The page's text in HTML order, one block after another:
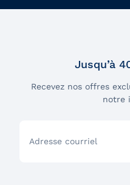
Jusqu’à
Recevez nos offres
notre
Adresse courriel